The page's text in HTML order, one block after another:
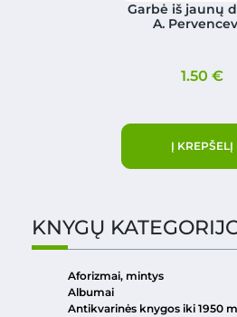
Garbė iš jaunų
A.
1.50€
Į KREPŠELĮ
KNYGŲ
Aforizmai, mintys
Albumai
Antikvarinės knygos iki 1950